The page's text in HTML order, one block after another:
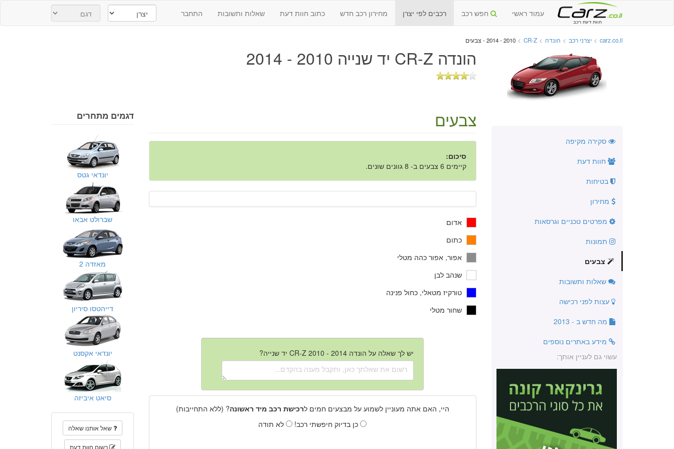
חוות דעת רכב
עמוד ראשי חפש רכב רכבים לפי יצרן מחירון רכב חדש כתוב חוות דעת שאלות ותשובות התחבר
carz.co.il
> יצרני רכב > הונדה >
CR-Z
> 2010 - 2014 - צבעים
הונדה CR-Z יד שנייה 2010 - 2014
סקירה מקיפה
חוות דעת
בטיחות
מחירון
מפרטים טכניים וגרסאות
תמונות
צבעים
שאלות ותשובות
עצות לפני רכישה
מה חדש ב - 2013
מידע באתרים נוספים
עשוי גם לעניין אותך:
צבעים
סיכום:
קיימים 6 צבעים ב- 8 גוונים שונים.
אדום
כתום
אפור, אפור כהה מטלי
שנהב לבן
טורקיז מטאלי, כחול פנינה
שחור מטלי
יש לך שאלה על הונדה CR-Z 2010 - 2014 יד שנייה?
היי, האם אתה מעוניין לשמוע על מבצעים חמים לרכישת רכב מיד ראשונה? (ללא התחייבות)
כן בדיוק חיפשתי רכב!
לא תודה
דגמים מתחרים
יונדאי גטס
שברולט אבאו
מאזדה 2
דייהטסו סיריון
יונדאי אקסנט
סיאט איביזה
שאל אותנו שאלה
רשום חוות דעת